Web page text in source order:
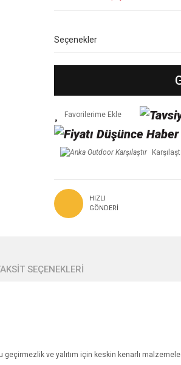
Seçenekler
HIZLI
GÖNDERI
SEÇENEKLERİ
ve yalıtım için keskin kenarlı